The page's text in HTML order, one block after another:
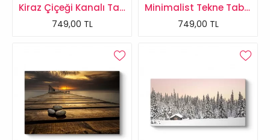
Kiraz Çiçeği Kanalı Tablosu
749,00 TL
Minimalist Tekne Tablosu
749,00 TL